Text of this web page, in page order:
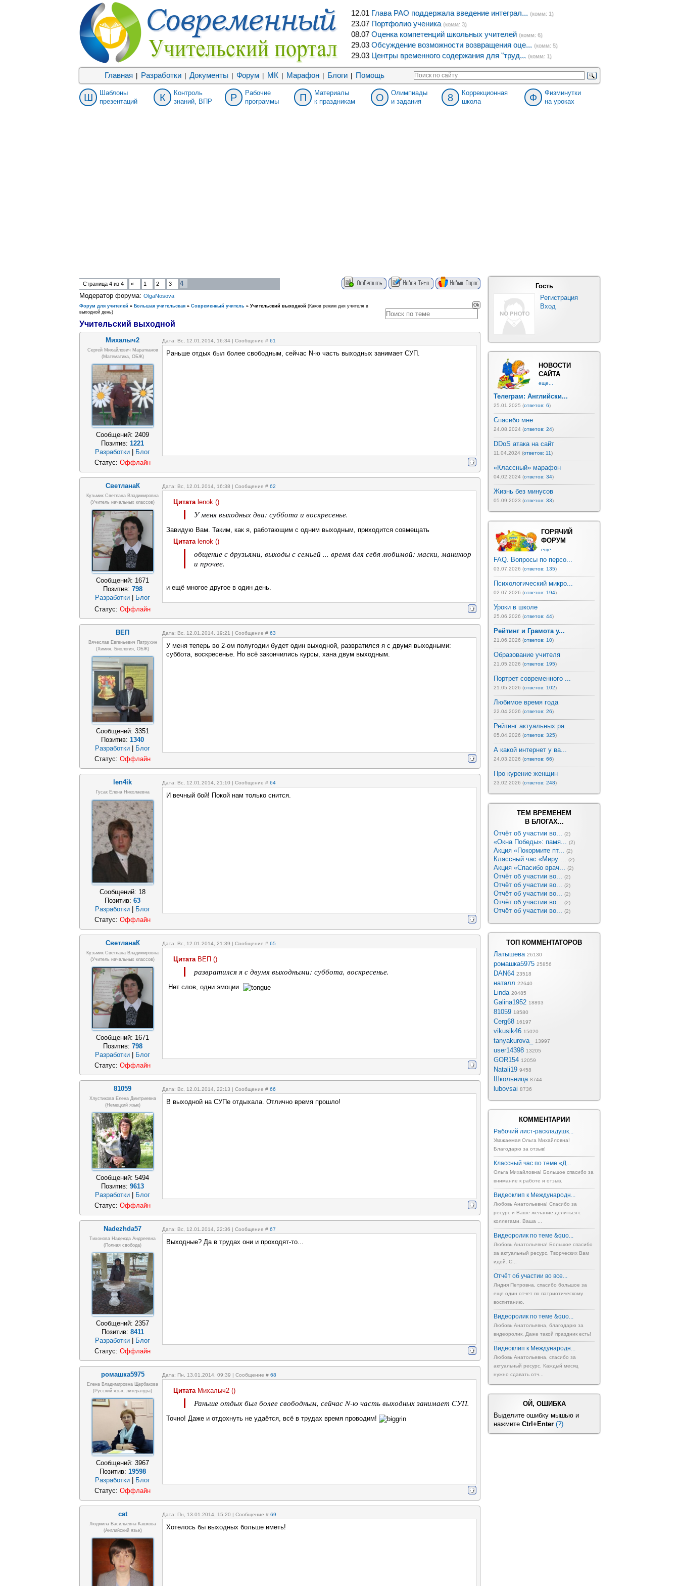
12.01 Глава РАО поддержала введение интеграл... (комм: 1)
23.07 Портфолио ученика (комм: 3)
08.07 Оценка компетенций школьных учителей (комм: 6)
29.03 Обсуждение возможности возвращения оце... (комм: 5)
29.03 Центры временного содержания для "труд... (комм: 1)
Главная Разработки Документы Форум МК Марафон Блоги Помощь
Ш
Шаблоны
презентаций
К
Контроль
знаний, ВПР
Р
Рабочие
программы
П
Материалы
к праздникам
О
Олимпиады
и задания
8
Коррекционная
школа
Ф
Физминутки
на уроках
Страница 4 из 4 « 1 2 3
4
Модератор форума: OlgaNosova
Форум для учителей » Большая учительская » Современный учитель » Учительский выходной (Каков режим дня учителя в
выходной день)
Учительский выходной
Михалыч2 Дата: Вс, 12.01.2014, 16:34 | Сообщение # 61
Сергей Михайлович Маратканов
(математика, ОБЖ)
Сообщений: 2409
Позитив: 1221
Разработки
Блог
Раньше отдых был более свободным, сейчас N-ю часть выходных занимает СУП.
Статус: Оффлайн
СветланаК Дата: Вс, 12.01.2014, 16:38 | Сообщение # 62
Кузьмик Светлана Владимировна
(учитель начальных классов)
Сообщений: 1671
Позитив: 798
Разработки
Блог
Цитата lenok ()
У меня выходных два: суббота и воскресенье.
Завидую Вам. Таким, как я, работающим с одним выходным, приходится совмещать
Цитата lenok ()
общение с друзьями, выходы с семьей ... время для себя любимой: маски, маникюр
и прочее.
и ещё многое другое в один день.
Статус: Оффлайн
ВЕП Дата: Вс, 12.01.2014, 19:21 | Сообщение # 63
Вячеслав Евгеньевич Патрухин
(Химия, Биология, ОБЖ)
Сообщений: 3351
Позитив: 1340
Разработки
Блог
У меня теперь во 2-ом полугодии будет один выходной, развратился я с двумя выходными:
суббота, воскресенье. Но всё закончились курсы, хана двум выходным.
Статус: Оффлайн
len4ik Дата: Вс, 12.01.2014, 21:10 | Сообщение # 64
Гусак Елена Николаевна
Сообщений: 18
Позитив: 63
Разработки
Блог
И вечный бой! Покой нам только снится.
Статус: Оффлайн
СветланаК Дата: Вс, 12.01.2014, 21:39 | Сообщение # 65
Кузьмик Светлана Владимировна
(учитель начальных классов)
Сообщений: 1671
Позитив: 798
Разработки
Блог
Цитата ВЕП ()
развратился я с двумя выходными: суббота, воскресенье.
Нет слов, одни эмоции
Статус: Оффлайн
81059 Дата: Вс, 12.01.2014, 22:13 | Сообщение # 66
Хлустикова Елена Дмитриевна
(немецкий язык)
Сообщений: 5494
Позитив: 9613
Разработки
Блог
В выходной на СУПе отдыхала. Отлично время прошло!
Статус: Оффлайн
Nadezhda57 Дата: Вс, 12.01.2014, 22:36 | Сообщение # 67
Тихонова Надежда Андреевна
(полная свобода)
Сообщений: 2357
Позитив: 8411
Разработки
Блог
Выходные? Да в трудах они и проходят-то...
Статус: Оффлайн
ромашка5975 Дата: Пн, 13.01.2014, 09:39 | Сообщение # 68
Елена Владимировна Щербакова
(русский язык, литература)
Сообщений: 3967
Позитив: 19598
Разработки
Блог
Цитата Михалыч2 ()
Раньше отдых был более свободным, сейчас N-ю часть выходных занимает СУП.
Точно! Даже и отдохнуть не удаётся, всё в трудах время проводим!
Статус: Оффлайн
cat Дата: Пн, 13.01.2014, 15:20 | Сообщение # 69
Людмила Васильевна Кашкова
(Английский язык)
Хотелось бы выходных больше иметь!
Гость
Регистрация
Вход
НОВОСТИ
САЙТА
еще...
Телеграм: Английски...
25.01.2025 (ответов: 6)
Спасибо мне
24.08.2024 (ответов: 24)
DDoS атака на сайт
11.04.2024 (ответов: 11)
«Классный» марафон
04.02.2024 (ответов: 34)
Жизнь без минусов
05.09.2023 (ответов: 33)
ГОРЯЧИЙ
ФОРУМ
еще...
FAQ. Вопросы по персо...
03.07.2026 (ответов: 135)
Психологический микро...
02.07.2026 (ответов: 194)
Уроки в школе
25.06.2026 (ответов: 44)
Рейтинг и Грамота у...
21.06.2026 (ответов: 10)
Образование учителя
21.05.2026 (ответов: 195)
Портрет современного ...
21.05.2026 (ответов: 102)
Любимое время года
22.04.2026 (ответов: 26)
Рейтинг актуальных ра...
05.04.2026 (ответов: 325)
А какой интернет у ва...
24.03.2026 (ответов: 66)
Про курение женщин
23.02.2026 (ответов: 248)
ТЕМ ВРЕМЕНЕМ
В БЛОГАХ...
Отчёт об участии во... (2)
«Окна Победы»: памя... (2)
Акция «Покормите пт... (2)
Классный час «Миру ... (2)
Акция «Спасибо врач... (2)
Отчёт об участии во... (2)
Отчёт об участии во... (2)
Отчёт об участии во... (2)
Отчёт об участии во... (2)
Отчёт об участии во... (2)
ТОП КОММЕНТАТОРОВ
Латышева 26130
ромашка5975 25856
DAN64 23518
наталл 22640
Linda 20485
Galina1952 18893
81059 18580
Cerg68 16197
vikusik46 15020
tanyakurova_ 13997
user14398 13205
GOR154 12059
Natali19 9458
Школьница 8744
lubovsai 8736
КОММЕНТАРИИ
Рабочий лист-раскладушк...
Уважаемая Ольга Михайловна!
Благодарю за отзыв!
Классный час по теме «Д...
Ольга Михайловна! Большое спасибо за
внимание к работе и отзыв.
Видеоклип к Международн...
Любовь Анатольевна! Спасибо за
ресурс и Ваше желание делиться с
коллегами. Ваша ...
Видеоролик по теме &quo...
Любовь Анатольевна! Большое спасибо
за актуальный ресурс. Творческих Вам
идей. С...
Отчёт об участии во все...
Лидия Петровна, спасибо большое за
еще один отчет по патриотическому
воспитанию.
Видеоролик по теме &quo...
Любовь Анатольевна, благодарю за
видеоролик. Даже такой праздник есть!
Видеоклип к Международн...
Любовь Анатольевна, спасибо за
актуальный ресурс. Каждый месяц
нужно сдавать отч...
ОЙ, ОШИБКА
Выделите ошибку мышью и
нажмите Ctrl+Enter (?)